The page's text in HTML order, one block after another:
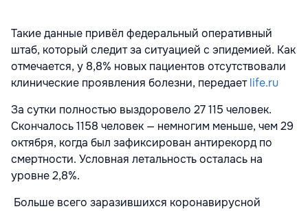
Такие данные привёл федеральный оперативный
штаб, который следит за ситуацией с эпидемией. Как
отмечается, у 8,8% новых пациентов отсутствовали
клинические проявления болезни, передаетlife.ru
За сутки полностью выздоровело 27 115 человек.
Скончалось 1158 человек — немногим меньше, чем 29
октября, когда был зафиксирован антирекорд по
смертности. Условная летальность осталась на
уровне 2,8%.
Больше всего заразившихся коронавирусной